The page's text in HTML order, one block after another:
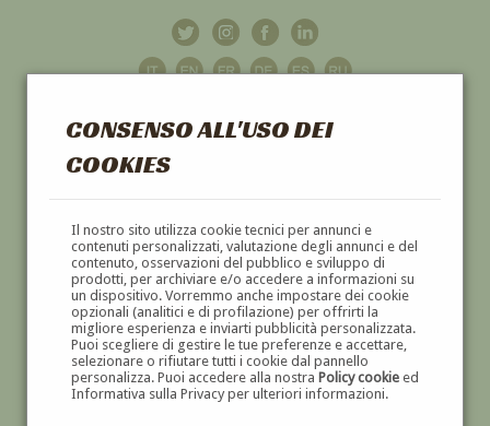
CONSENSO ALL'USO DEI
COOKIES
Il nostro sito utilizza cookie tecnici per annunci e
contenuti personalizzati, valutazione degli annunci e del
contenuto, osservazioni del pubblico e sviluppo di
prodotti, per archiviare e/o accedere a informazioni su
un dispositivo. Vorremmo anche impostare dei cookie
opzionali (analitici e di profilazione) per offrirti la
migliore esperienza e inviarti pubblicità personalizzata.
Puoi scegliere di gestire le tue preferenze e accettare,
selezionare o rifiutare tutti i cookie dal pannello
personalizza. Puoi accedere alla nostra Policy cookieed
Informativa sulla Privacy per ulteriori informazioni.
GALLERIAD'ARTE
DIPINTI E SCULTURE '800 E '900